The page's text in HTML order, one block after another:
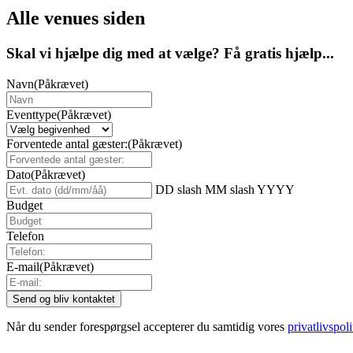
Alle venues siden
Skal vi hjælpe dig med at vælge? Få gratis hjælp...
Navn(Påkrævet)
Eventtype(Påkrævet)
Forventede antal gæster:(Påkrævet)
Dato(Påkrævet)
DD slash MM slash YYYY
Budget
Telefon
E-mail(Påkrævet)
Når du sender forespørgsel accepterer du samtidig vores